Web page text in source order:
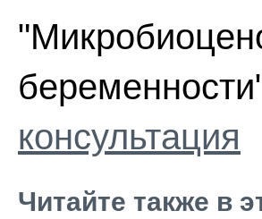
консультация
Читайте также в